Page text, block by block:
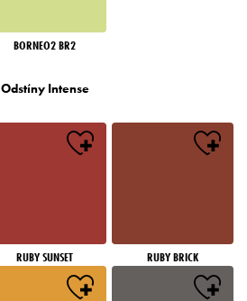
BORNEO2 BR2
Odstíny Intense
RUBY SUNSET RUBY BRICK